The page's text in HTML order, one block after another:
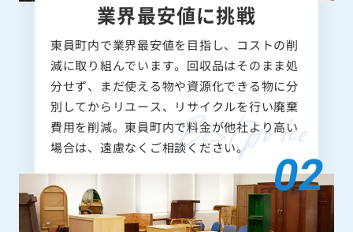
業界最安値に挑戦
東員町内で業界最安値を目指し、コストの削
減に取り組んでいます。回収品はそのまま処
分せず、まだ使える物や資源化できる物に分
別してからリユース、リサイクルを行い廃棄
費用を削減。東員町内で料金が他社より高い
場合は、遠慮なくご相談ください。